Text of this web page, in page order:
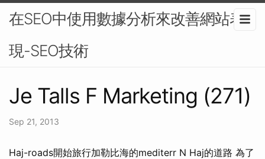
在SEO中使用數據分析來改善網站表
現-SEO技術
Je Talls F Marketing (271)
Sep 21, 2013
Haj-roads開始旅行加勒比海的mediterr N Haj的道路 為了